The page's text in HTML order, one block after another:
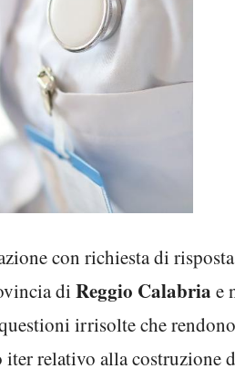
con richiesta di
di Reggio Calabria e
irrisolte che
relativo alla costruzione